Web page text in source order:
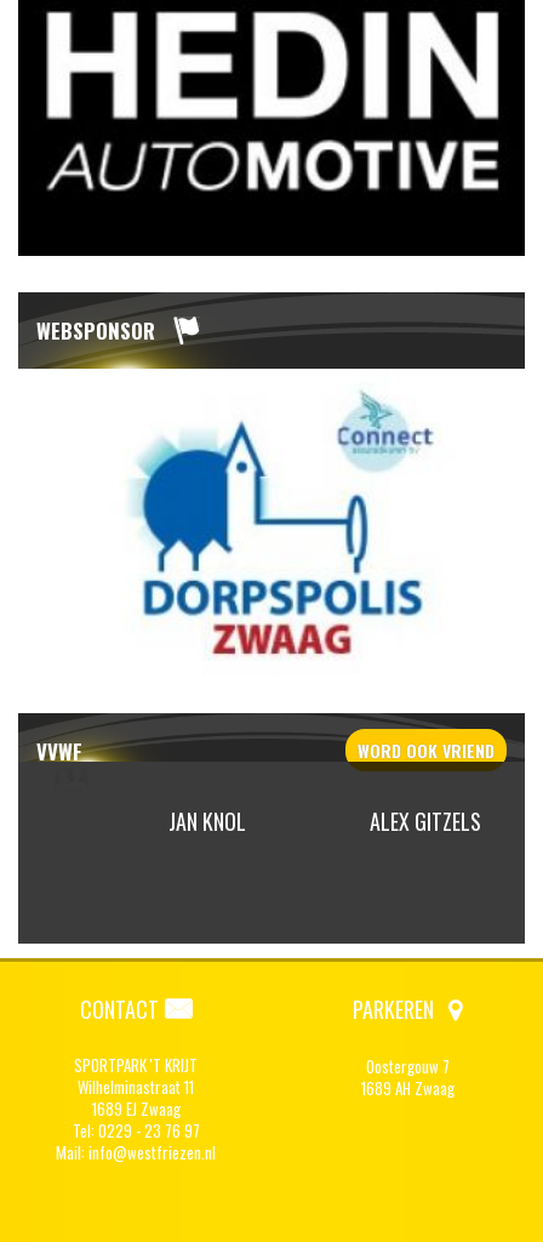
WEBSPONSOR
VVWF WORD OOKVRIEND
JAN KNOL ALEX GITZELS
CONTACT
SPORTPARK 'T KRIJT
Wilhelminastraat 11
1689 EJ Zwaag
Tel: 0229 - 23 76 97
Mail:info@westfriezen.nl
PARKEREN
Oostergouw 7
1689 AH Zwaag